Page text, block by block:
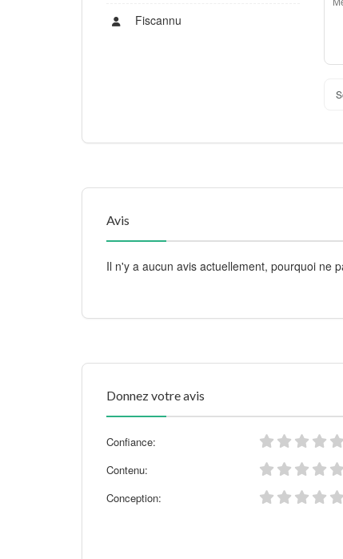
Fiscannu
Avis
Il n'y a aucun avis actuellement, pourquoi ne
Donnez votre avis
Confiance:
Contenu:
Conception: